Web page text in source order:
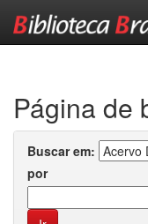
Página de
Buscar em:
por